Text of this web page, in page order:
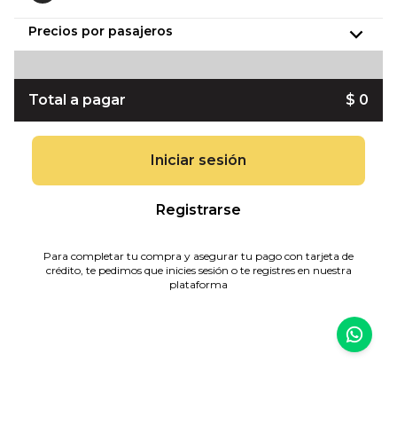
Precios por pasajeros
Total a pagar $ 0
Iniciar sesión
Registrarse
Para completar tu compra y asegurar tu pago con tarjeta de
crédito, te pedimos que inicies sesión o te registres en nuestra
plataforma